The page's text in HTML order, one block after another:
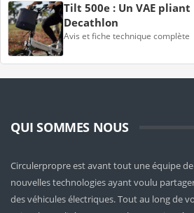
Tilt 500e : Un VAE
Decathlon
Avis et fiche technique complète
QUI SOMMES NOUS
Circulerpropre est avant tout une équipe
nouvelles technologies ayant voulu
des véhicules électriques. Tout au long de